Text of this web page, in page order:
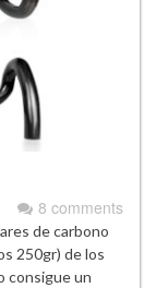
8 comments
de carbono
250gr) de los
consigue un